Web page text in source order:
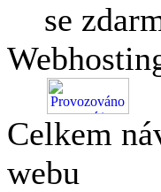
se
Celkem
webu